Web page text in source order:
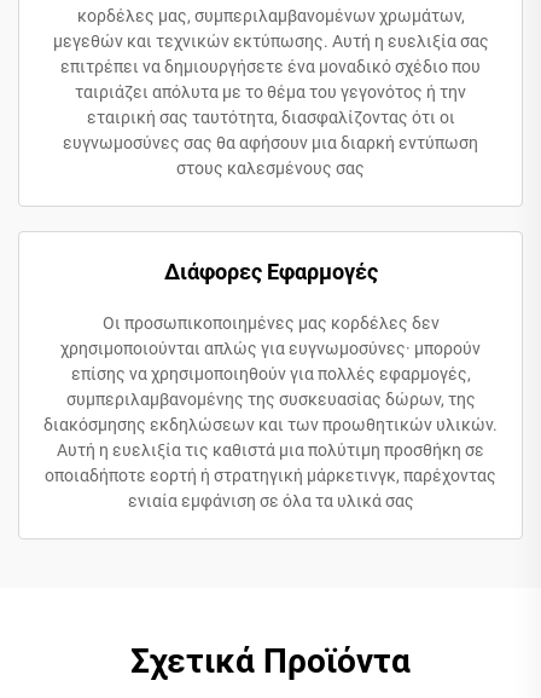
κορδέλες μας, συμπεριλαμβανομένων χρωμάτων,
μεγεθών και τεχνικών εκτύπωσης. Αυτή η ευελιξία σας
επιτρέπει να δημιουργήσετε ένα μοναδικό σχέδιο που
ταιριάζει απόλυτα με το θέμα του γεγονότος ή την
εταιρική σας ταυτότητα, διασφαλίζοντας ότι οι
ευγνωμοσύνες σας θα αφήσουν μια διαρκή εντύπωση
στους καλεσμένους σας
Διάφορες Εφαρμογές
Οι προσωπικοποιημένες μας κορδέλες δεν
χρησιμοποιούνται απλώς για ευγνωμοσύνες· μπορούν
επίσης να χρησιμοποιηθούν για πολλές εφαρμογές,
συμπεριλαμβανομένης της συσκευασίας δώρων, της
διακόσμησης εκδηλώσεων και των προωθητικών υλικών.
Αυτή η ευελιξία τις καθιστά μια πολύτιμη προσθήκη σε
οποιαδήποτε εορτή ή στρατηγική μάρκετινγκ, παρέχοντας
ενιαία εμφάνιση σε όλα τα υλικά σας
Σχετικά Προϊόντα